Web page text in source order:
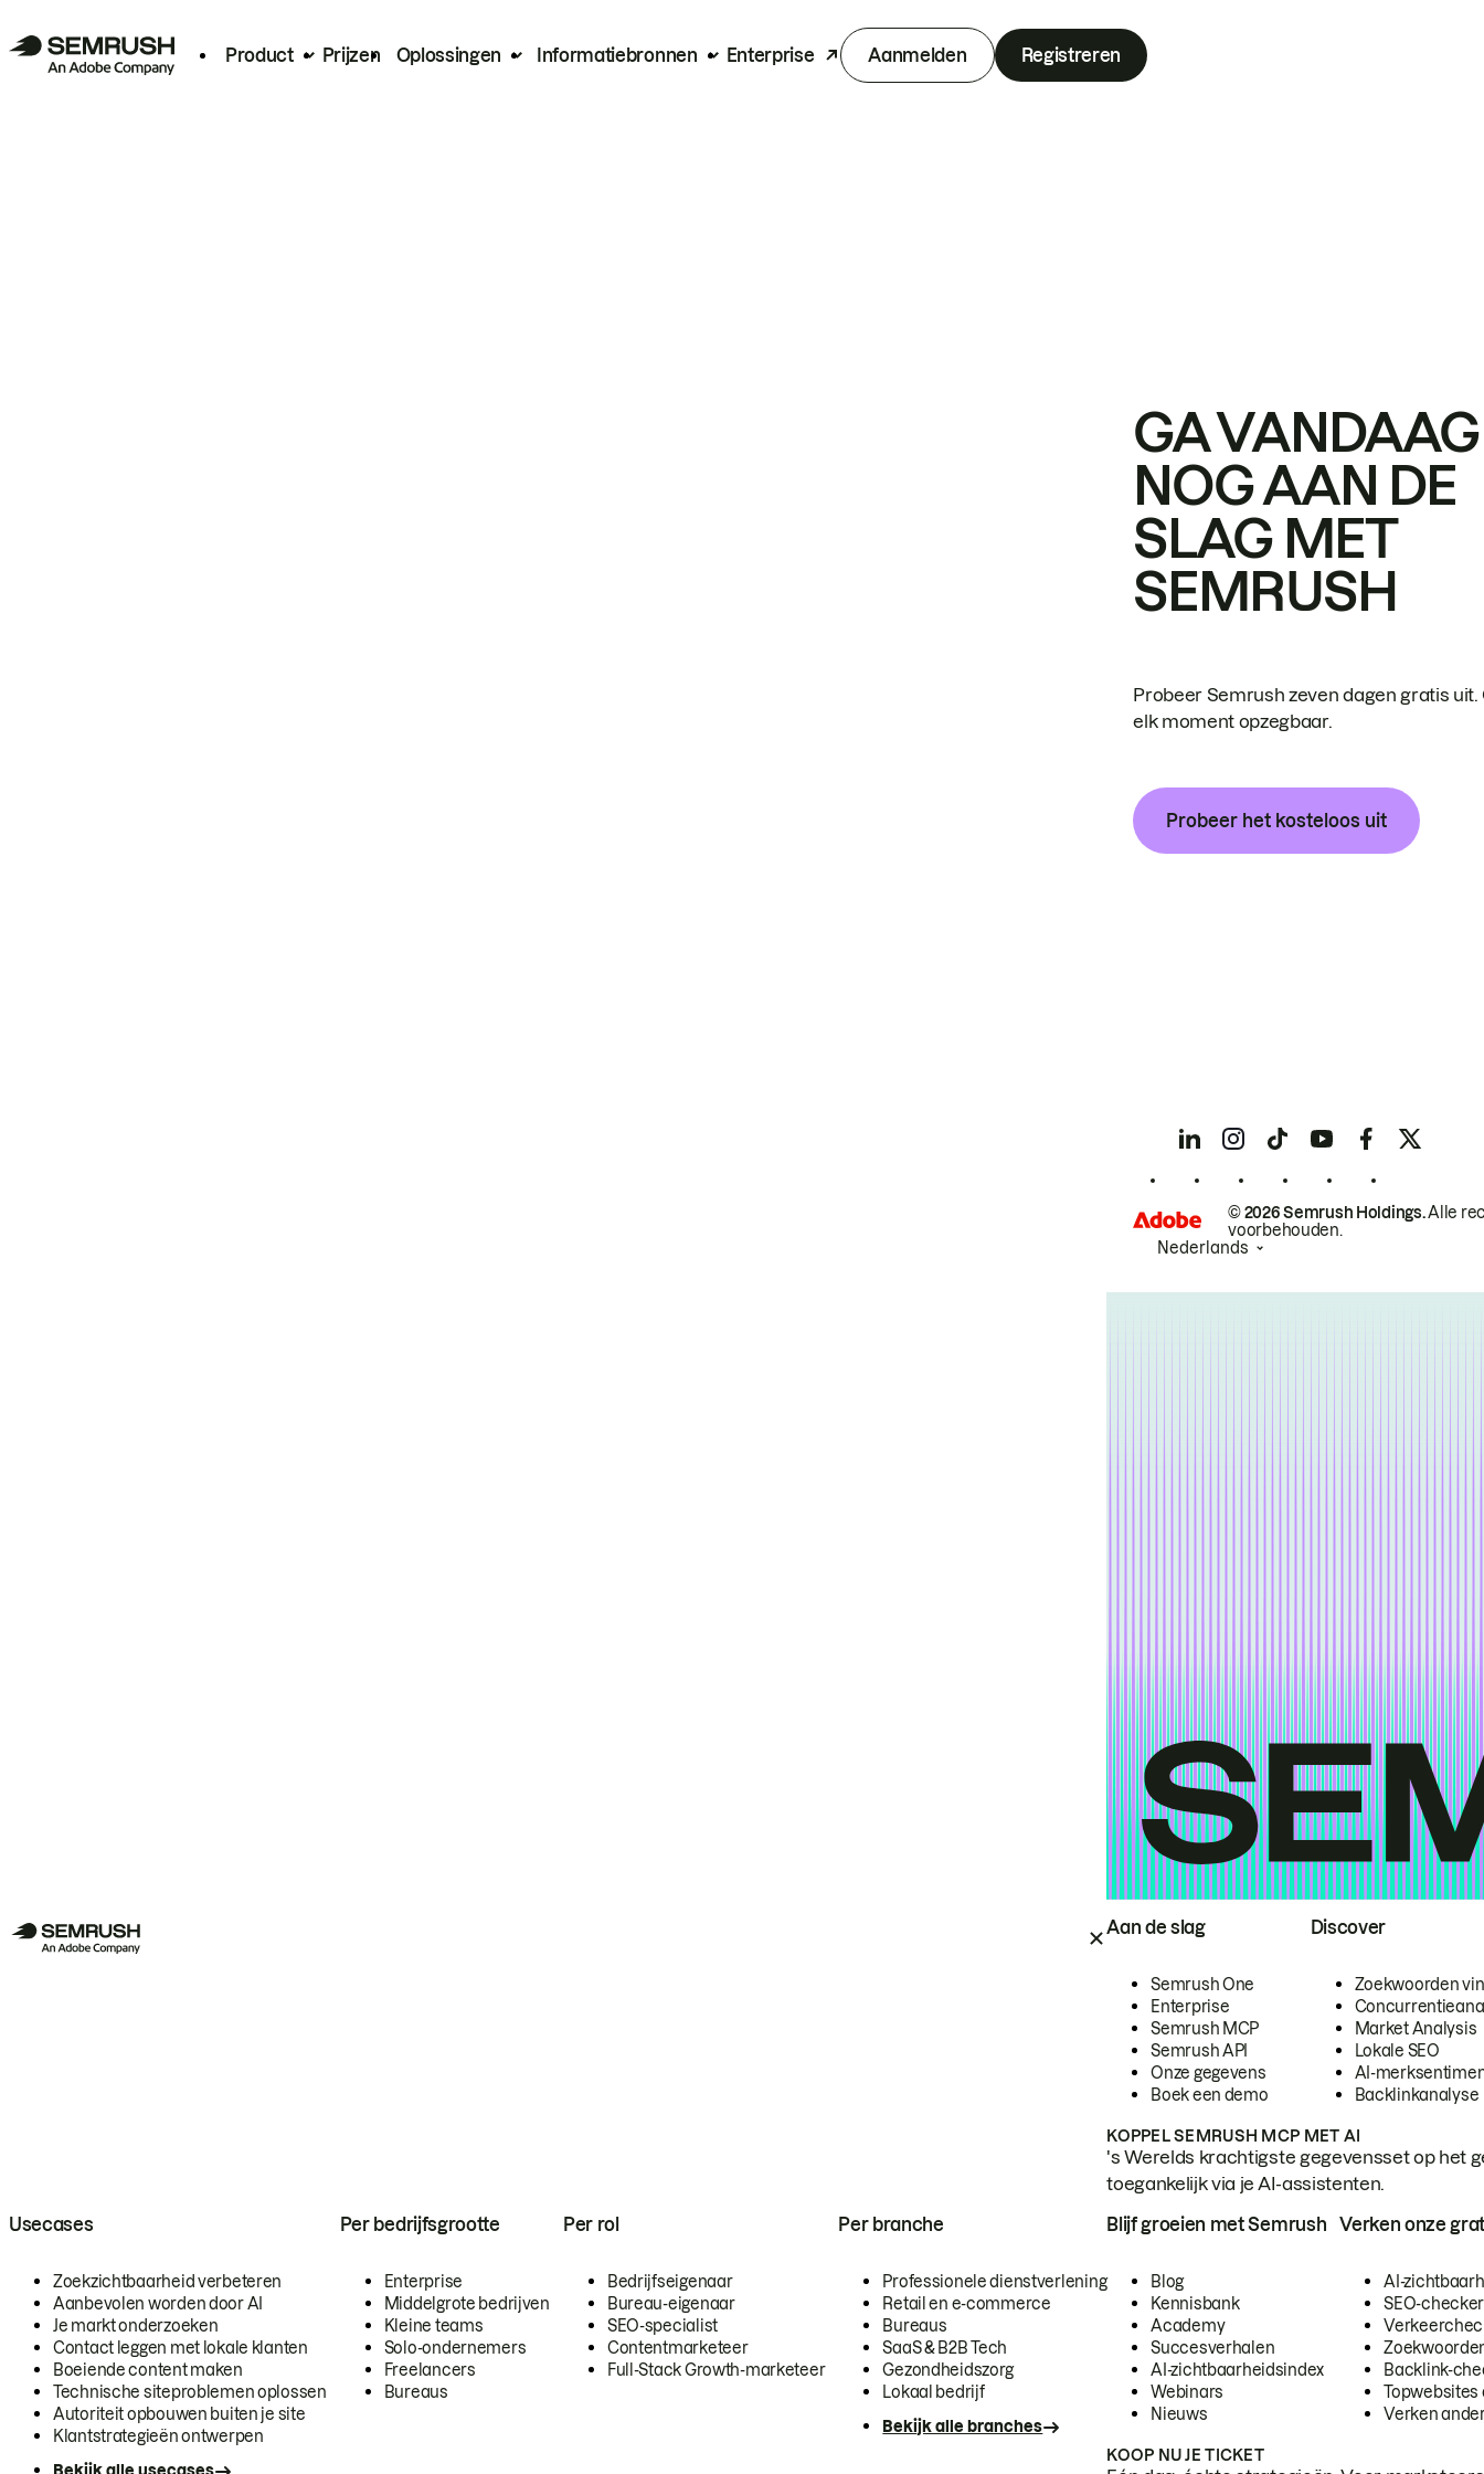
Product Prijzen Oplossingen Informatiebronnen Enterprise Aanmelden Registreren
Aan de slag
Semrush One
Enterprise
Semrush MCP
Semrush API
Onze gegevens
Boek een demo
Discover
Zoekwoorden
Market Analysis
Lokale SEO
AI-
Backlinkanalyse
KOPPEL SEMRUSH MCP MET AI
's Werelds krachtigste gegevensset op het
toegankelijk via je AI-assistenten.
Usecases
Zoekzichtbaarheid verbeteren
Aanbevolen worden door AI
Je markt onderzoeken
Contact leggen met lokale klanten
Boeiende content maken
Technische siteproblemen oplossen
Autoriteit opbouwen buiten je site
Klantstrategieën ontwerpen
Per bedrijfsgrootte
Enterprise
Middelgrote bedrijven
Kleine teams
Solo-ondernemers
Freelancers
Bureaus
Per rol
Bedrijfseigenaar
Bureau-eigenaar
SEO-specialist
Contentmarketeer
Full-Stack Growth-marketeer
Per branche
Professionele dienstverlening
Retail en e-commerce
Bureaus
SaaS & B2B Tech
Gezondheidszorg
Lokaal bedrijf
Bekijk alle branches
Blijf groeien met Semrush
Blog
Kennisbank
Academy
Succesverhalen
AI-zichtbaarheidsindex
Webinars
Nieuws
Verken onze
AI-
SEO-checker
Backlink-
Topwebsites
Verken
KOOP NU JE TICKET
GA VANDAAG
NOG AAN DE
SLAG MET
SEMRUSH
Probeer Semrush zeven dagen gratis uit.
elk moment opzegbaar.
Probeer het kosteloos uit
© 2026 Semrush Holdings.Alle
voorbehouden.
Nederlands